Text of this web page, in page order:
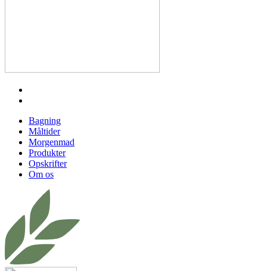
Bagning
Måltider
Morgenmad
Produkter
Opskrifter
Om os